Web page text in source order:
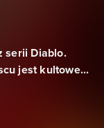
serii Diablo.
jest kultowe...